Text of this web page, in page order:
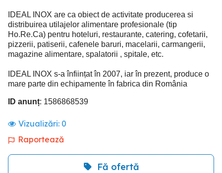
IDEAL INOX are ca obiect de activitate producerea si
distribuirea utilajelor alimentare profesionale (tip
Ho.Re.Ca) pentru hoteluri, restaurante, catering, cofetarii,
pizzerii, patiserii, cafenele baruri, macelarii, carmangerii,
magazine alimentare, spalatorii , spitale, etc.
IDEAL INOX s-a înființat în 2007, iar în prezent, produce o
mare parte din echipamente în fabrica din România
ID anunț: 1586868539
Vizualizări: 0
Raportează
Fă ofertă